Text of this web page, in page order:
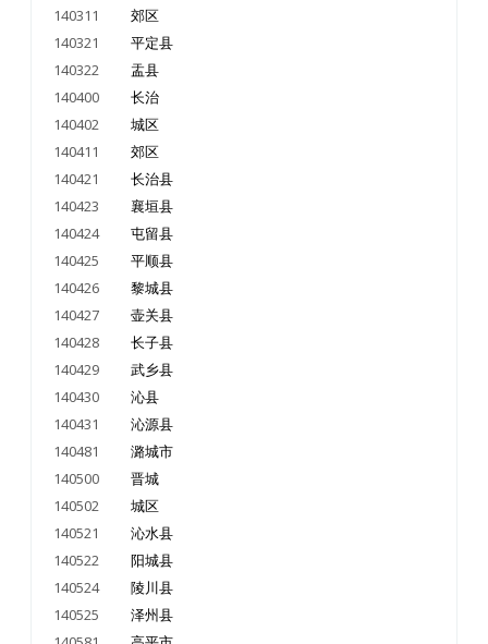
140311 郊区
140321 平定县
140322 盂县
140400 长治
140402 城区
140411 郊区
140421 长治县
140423 襄垣县
140424 屯留县
140425 平顺县
140426 黎城县
140427 壶关县
140428 长子县
140429 武乡县
140430 沁县
140431 沁源县
140481 潞城市
140500 晋城
140502 城区
140521 沁水县
140522 阳城县
140524 陵川县
140525 泽州县